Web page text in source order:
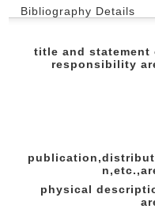
Bibliography Details
title and statement
responsibility
physical